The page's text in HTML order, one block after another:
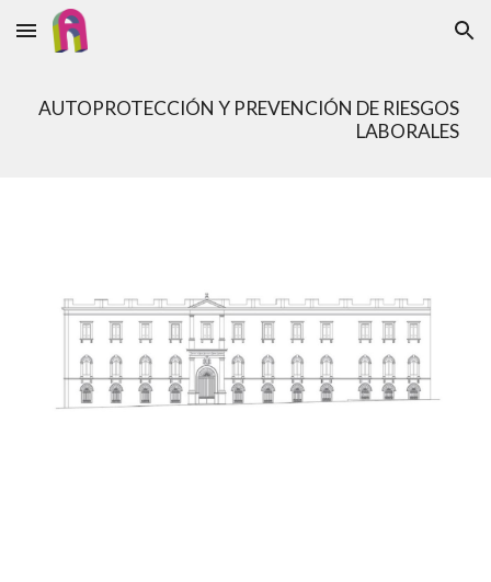
Skip to main content Skip to navigation
AUTOPROTECCIÓN Y PREVENCIÓN DE RIESGOS
LABORALES